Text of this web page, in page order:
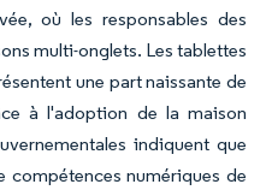
où les responsables des
multi-onglets. Les tablettes
une part naissante de
à l'adoption de la maison
indiquent que
compétences numériques de